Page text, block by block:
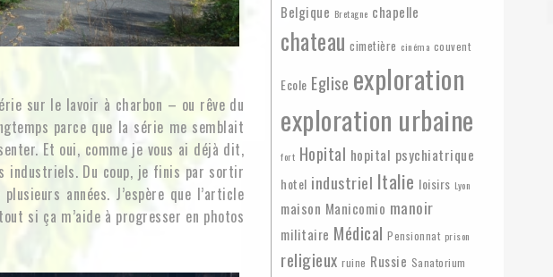
sur le lavoir à charbon – ou rêve du
parce que la série me semblait
Et oui, comme je vous ai déjà dit,
industriels. Du coup, je finis par sortir
années. J’espère que l’article
si ça m’aide à progresser en photos
Belgique Bretagne chapelle
chateau cimetière cinéma couvent
Ecole Eglise exploration
exploration urbaine
fort Hopital hopital psychiatrique
hotel industriel Italie loisirs Lyon
maison Manicomio manoir
militaire Médical Pensionnat prison
religieux ruine Russie Sanatorium